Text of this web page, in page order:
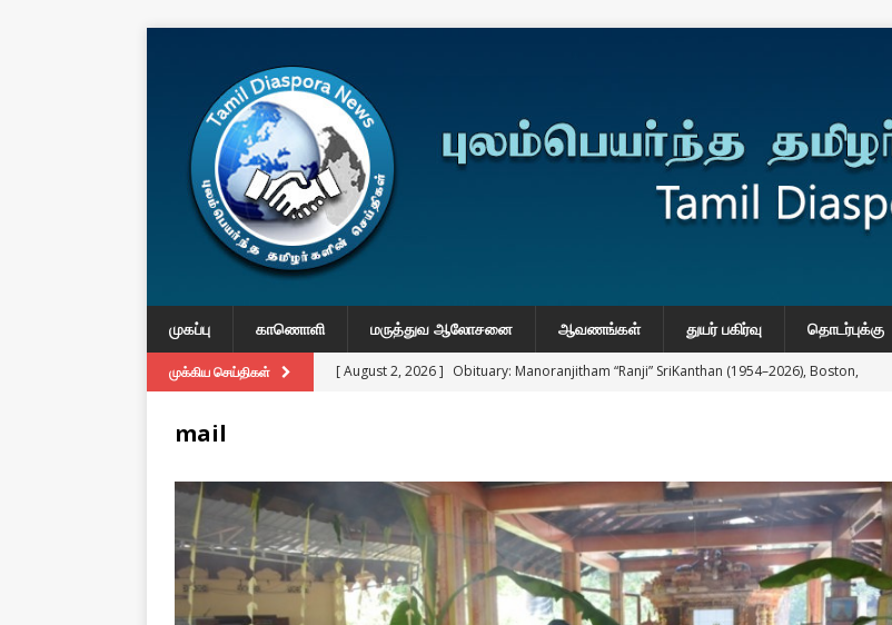
முகப்பு காணொளி மருத்துவ ஆலோசனை ஆவணங்கள் துயர் பகிர்வு தொடர்புக்கு
முக்கிய செய்திகள் [ August 2, 2026 ] Obituary: Manoranjitham “Ranji” SriKanthan (1954–2026), Boston,
IMPORTANT
[ August 1, 2026 ]
New Video: Fact Check on Dr. Devanesan Nesiah’s Remarks
IMPORTANT
[ July 30, 2026 ] தமிழ் மக்களுக்கான சர்வதேச அரசியல் தீர்வின் அவசியத்தை மகா சங்க மாநாடு
mail